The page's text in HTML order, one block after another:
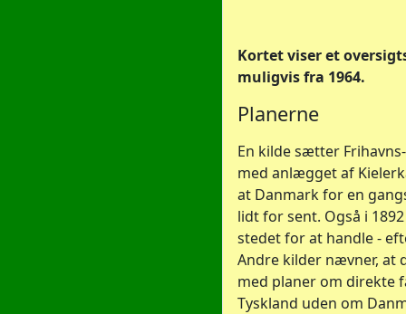
Kortet viser et
muligvis fra 1964.
Planerne
En kilde sætter
med anlægget af
at Danmark for en
lidt for sent. Også i
stedet for at handle -
Andre kilder nævner, at
med planer om direkte
Tyskland uden om